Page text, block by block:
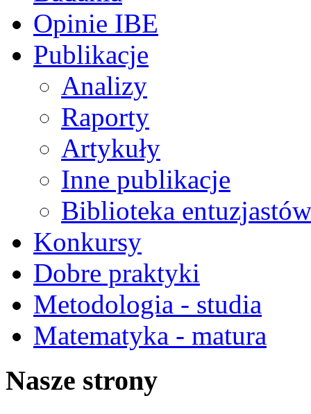
Opinie IBE
Publikacje
Analizy
Raporty
Artykuły
Inne publikacje
Biblioteka
Konkursy
Dobre praktyki
Metodologia - studia
Matematyka - matura
Nasze strony